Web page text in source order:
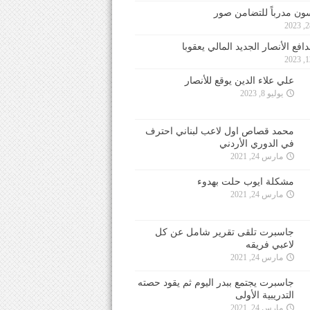
مدرباً للتضامن صور
الأنصار الجديد المالي يعقوبا
علي علاء الدين يوقع للأنصار
يوليو 8, 2023
محمد قصاص اول لاعب لبناني احترف
في الدوري الأردني
مارس 24, 2021
مشكلة ايوب حلت بهدوء
مارس 24, 2021
جاسبرت تلقى تقرير شامل عن كل
لاعبي فريقه
مارس 24, 2021
جاسبرت يجتمع ببدر اليوم ثم يقود حصته
التدريبية الأولى
مارس 24, 2021